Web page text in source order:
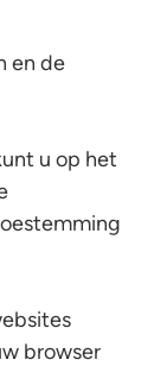
en de
u op het
browser